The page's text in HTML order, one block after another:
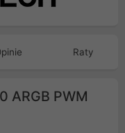
Raty
ARGB PWM